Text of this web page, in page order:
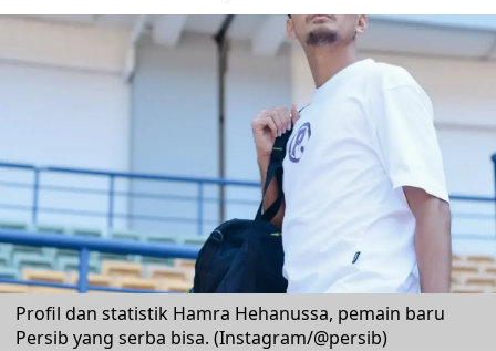
Profil dan statistik Hamra Hehanussa, pemain baru
Persib yang serba bisa. (Instagram/@persib)